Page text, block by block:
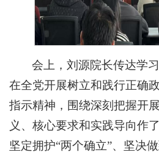
会上，刘源院长传达学
在全党开展树立和践行正确
指示精神，围绕深刻把握开
义、核心要求和实践导向作
坚定拥护“两个确立”、坚决